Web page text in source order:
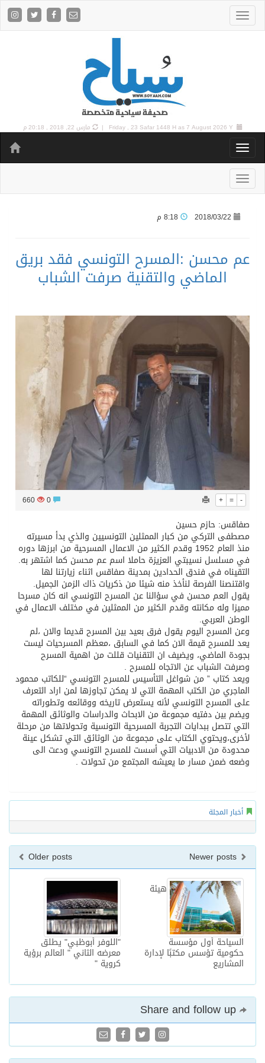
Friday , 23 Safar 1448 H as7 August 2026 Y | مارس 22, 2018 , 20:18 م
2018/03/22
عم محسن :المسرح التونسي فقد بريق
الماضي والتقنية صرفت الشباب
+ = -
660
صفاقس: حازم حسين
مصطفى التركي من كبار الممثلين التونسيين والذي بدأ مسيرته
منذ العام 1952 وقدم الكثير من الاعمال المسرحية من ابرزها دوره
في مسلسل نسيبتي العزيزة حاملا اسم عم محسن كما اشتهر به.
التقيناه في فندق الحدادين بمدينة صفاقس اثناء زيارتنا لها
واقتنصنا الفرصة لنأخذ منه شيئا من ذكريات ذاك الزمن الجميل.
يقول العم محسن في سؤالنا عن المسرح التونسي انه كان مسرحا
مميزا وله مكانته وقدم الكثير من الممثلين في مختلف الاعمال في
الوطن العربي.
وعن المسرح اليوم يقول فرق بعيد بين المسرح قديما والان ،لم
يعد للمسرح قيمة الان كما في السابق ،معظم المسرحيات ليست
بجودة الماضي، ويضيف ان التقنيات قللت من اهمية المسرح
وصرفت الشباب عن الاتجاه للمسرح .
ويعد كتاب ” من شواغل التأسيس للمسرح التونسي “للكاتب محمود
الماجري من الكتب المهمة التي لا يمكن تجاوزها لمن اراد التعرف
على المسرح التونسي لأنه يستعرض تاريخه ووقائعه وتطوراته
ويضم بين دفتيه مجموعة من الابحاث والدراسات والوثائق المهمة
التي تتصل ببدايات التجربة المسرحية التونسية وتحولاتها من مرحلة
لأخرى،ويحتوي الكتاب على مجموعة من الوثائق التي تشكل عينة
محدودة من الادبيات التي أسست للمسرح التونسي ودعت الى
وضعه ضمن مسار ما يعيشه المجتمع من تحولات .
أخبار المجلة
Older posts
"اللوفر أبوظبي" يطلق
معرضه الثاني " العالم برؤية
كروية "
هيئة
السياحة أول مؤسسة
حكومية تؤسس مكتبًا لإدارة
المشاريع